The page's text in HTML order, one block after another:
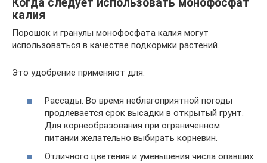
калия
Порошок и гранулы монофосфата калия могут
использоваться в качестве подкормки растений.
Это удобрение применяют для:
Рассады. Во время неблагоприятной погоды
продлевается срок высадки в открытый грунт.
Для корнеобразования при ограниченном
питании желательно выбирать корневин.
Отличного цветения и уменьшения числа опавших